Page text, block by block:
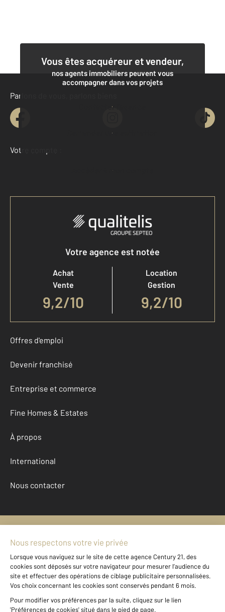
Vous êtes acquéreur et vendeur,
nos agents immobiliers peuvent vous
accompagner dans vos projets
Contacter l'agence
Demander une estimation
Parlons de vous, parlons biens
Votre compte :
Accéder à mon compte
Votre agence est notée
Achat
Vente
9,2/10
Location
Gestion
9,2/10
Offres d'emploi
Devenir franchisé
Entreprise et commerce
Fine Homes & Estates
À propos
International
Nous contacter
Données personnelles
Gestionnaire des cookies
Achat divers autour de CASTRES (81100)